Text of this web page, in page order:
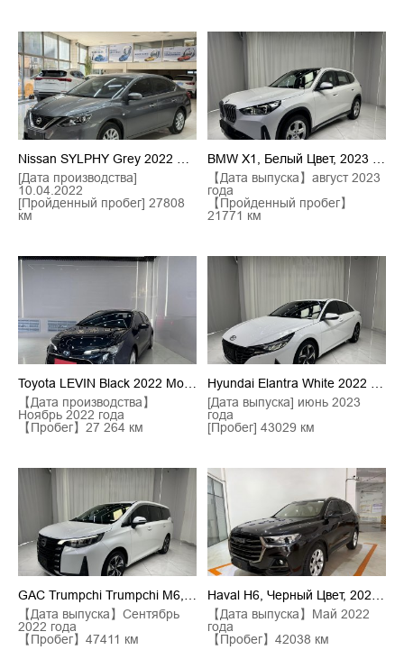
Nissan SYLPHY Grey 2022 Model Classic 1.6XL CVT Luxury Edition
[Дата производства]
10.04.2022
[Пройденный пробег] 27808
км
BMW X1, Белый Цвет, 2023 Год, С Моделью SDrive20Li, Комплект По Дизайну X
【Дата выпуска】август 2023
года
【Пройденный пробег】
21771 км
Toyota LEVIN Black 2022 Model Hybrid 1.8H E-CVT Luxury Edition
【Дата производства】
Ноябрь 2022 года
【Пробег】27 264 км
Hyundai Elantra White 2022 Model 1.5L CVT LUX Supreme Edition
[Дата выпуска] июнь 2023
года
[Пробег] 43029 км
GAC Trumpchi Trumpchi M6, Белый Цвет, Модель 2021 PRO 270T DCT
【Дата выпуска】Сентябрь
2022 года
【Пробег】47411 км
Haval H6, Черный Цвет, 2021 Год Выпуска, Версия "Национальная Мода", 1.5T, Автоматическая Коробка Передач, Версия "Чемпион"
【Дата выпуска】Май 2022
года
【Пробег】42038 км